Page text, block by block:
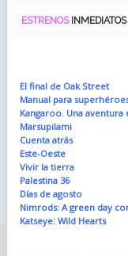
ESTRENOS INMEDIATOS
El final de Oak Street
Manual para
Kangaroo. Una aventura
Marsupilami
Cuenta atrás
Este-Oeste
Vivir la tierra
Palestina 36
Días de agosto
Nimrods: A green day
Katseye: Wild Hearts